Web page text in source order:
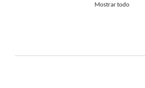
Mostrar todo